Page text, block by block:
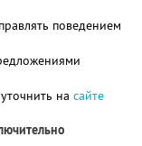
поведением
на сайте